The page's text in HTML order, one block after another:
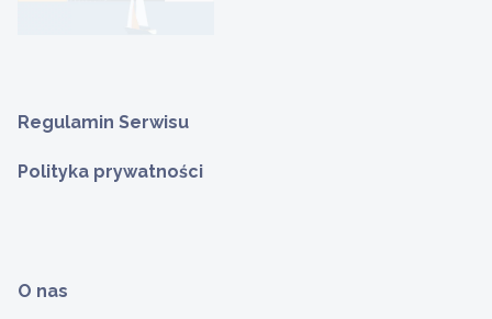
Regulamin Serwisu
Polityka prywatności
O nas